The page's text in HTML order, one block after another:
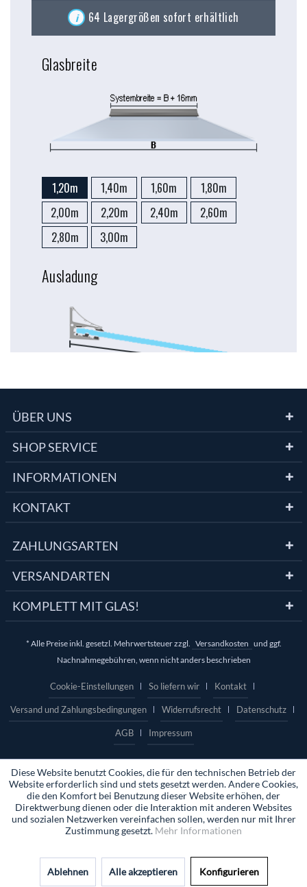
ÜBER UNS
SHOP SERVICE
INFORMATIONEN
KONTAKT
ZAHLUNGSARTEN
VERSANDARTEN
KOMPLETT MIT GLAS!
* Alle Preise inkl. gesetzl. Mehrwertsteuer zzgl. Versandkosten und ggf.
Nachnahmegebühren, wenn nicht anders beschrieben
Cookie-Einstellungen So liefern wir Kontakt
Versand und Zahlungsbedingungen Widerrufsrecht Datenschutz
AGB Impressum
Diese Website benutzt Cookies, die für den technischen Betrieb der
Website erforderlich sind und stets gesetzt werden. Andere Cookies,
die den Komfort bei Benutzung dieser Website erhöhen, der
Direktwerbung dienen oder die Interaktion mit anderen Websites
und sozialen Netzwerken vereinfachen sollen, werden nur mit Ihrer
Zustimmung gesetzt. Mehr Informationen
Ablehnen Alle akzeptieren Konfigurieren